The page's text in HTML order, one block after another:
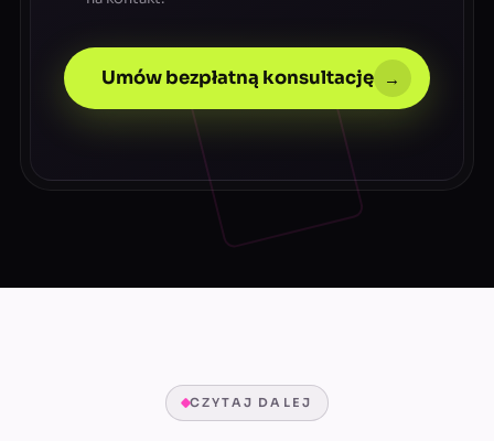
Umów bezpłatną konsultację →
CZYTAJ DALEJ